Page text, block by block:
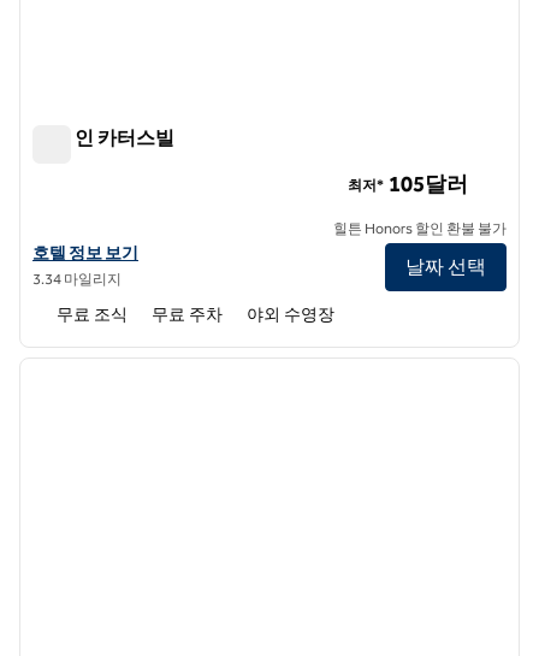
햄튼 인 카터스빌
햄튼 인 카터스빌의 호텔 정보 보기
호텔 정보 보기
3.34 마일리지
최저* 105달러
힐튼 Honors 할인 환불 불가
날짜 선택
무료 조식 무료 주차 야외 수영장
1/12
다음